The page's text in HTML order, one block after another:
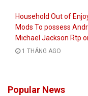
Household Out of
Mods To possess
Michael Jackson Rtp
1 THÁNG AGO
Popular News